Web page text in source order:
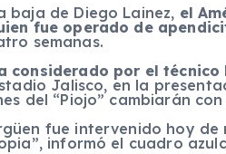
baja de Diego Lainez, el
fue operado de
semanas.
considerado por el
Jalisco, en la
del “Piojo” cambiarán
fue intervenido hoy
informó el cuadro